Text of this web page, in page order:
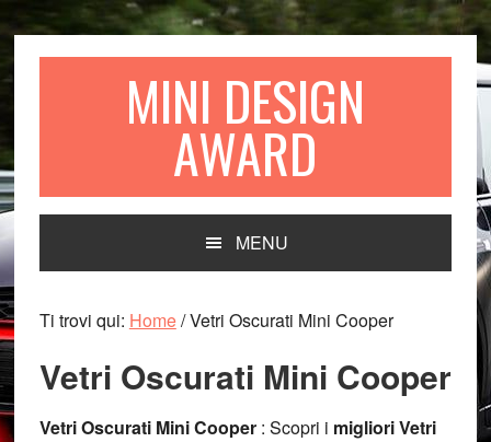
alla
alal
MINI DESIGN
AWARD
MENU
Ti trovi qui: Home/Vetri Oscurati Mini Cooper
Vetri Oscurati Mini Cooper
Vetri Oscurati Mini Cooper: Scopri i migliori Vetri